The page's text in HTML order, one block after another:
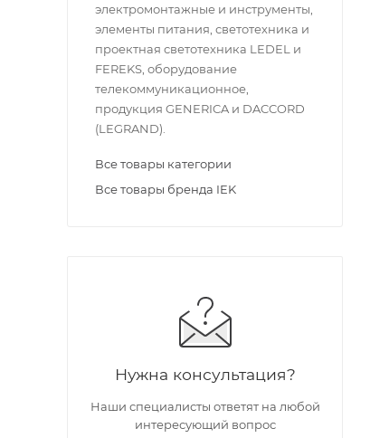
электромонтажные и инструменты,
элементы питания, светотехника и
проектная светотехника LEDEL и
FEREKS, оборудование
телекоммуникационное,
продукция GENERICA и DACCORD
(LEGRAND).
Все товары категории
Все товары бренда IEK
Нужна консультация?
Наши специалисты ответят на любой
интересующий вопрос